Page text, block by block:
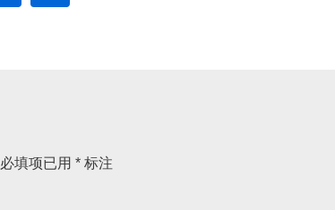
必填项已用 * 标注